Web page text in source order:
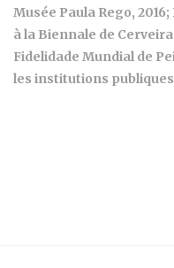
Musée Paula Rego, 2016;
à la Biennale de
Fidelidade Mundial de
les institutions